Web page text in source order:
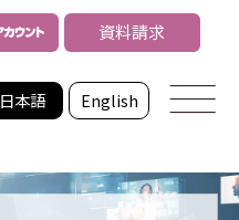
日本語 English
資料請求